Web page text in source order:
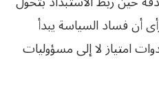
أن فساد السياسة يبدأ
امتياز لا إلى مسؤوليات